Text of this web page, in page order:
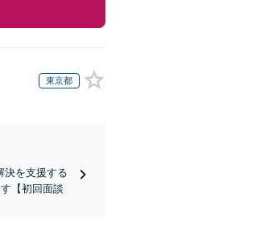
東京都
決を支援する
【初回面談